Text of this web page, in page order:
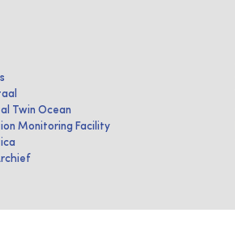
Twin Ocean
Monitoring Facility